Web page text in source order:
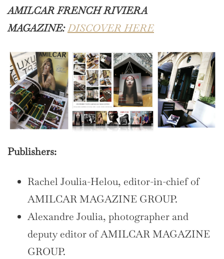
AMILCAR FRENCH RIVIERA
MAGAZINE:DISCOVER HERE
Publishers:
Rachel Joulia-Helou, editor-in-chief of
AMILCAR MAGAZINE GROUP.
Alexandre Joulia, photographer and
deputy editor of AMILCAR MAGAZINE
GROUP.